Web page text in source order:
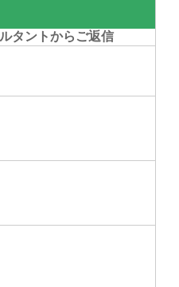
タントからご返信